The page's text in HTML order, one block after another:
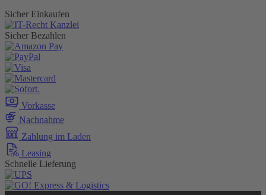
Sicher Einkaufen
Sicher Bezahlen
Vorkasse
Nachnahme
Zahlung im Laden
Leasing
Schnelle Lieferung